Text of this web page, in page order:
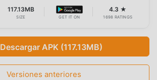
117.13MB
SIZE GET IT ON
4.3 ★
1698 RATINGS
Descargar APK (117.13MB)
Versiones anteriores